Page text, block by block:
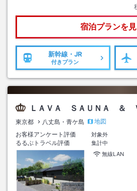
宿泊プランを
新幹線・JR
付きプラン
ＬＡＶＡ ＳＡＵＮＡ ＆
東京都 八丈島・青ケ島
地図
お客様アンケート評価
対象外
るるぶトラベル評価
集計中
無線LAN